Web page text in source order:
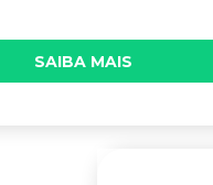
SAIBA MAIS